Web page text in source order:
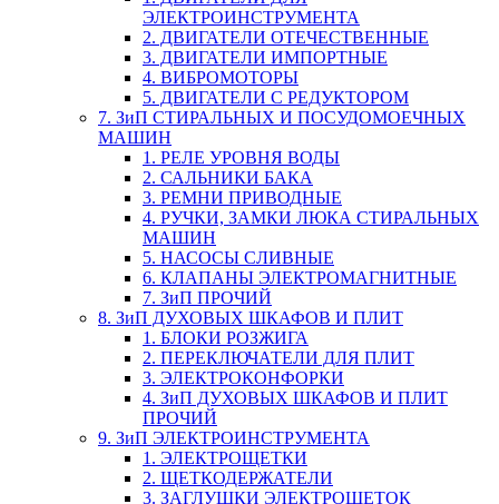
ЭЛЕКТРОИНСТРУМЕНТА
2. ДВИГАТЕЛИ ОТЕЧЕСТВЕННЫЕ
3. ДВИГАТЕЛИ ИМПОРТНЫЕ
4. ВИБРОМОТОРЫ
5. ДВИГАТЕЛИ С РЕДУКТОРОМ
7. ЗиП СТИРАЛЬНЫХ И ПОСУДОМОЕЧНЫХ
МАШИН
1. РЕЛЕ УРОВНЯ ВОДЫ
2. САЛЬНИКИ БАКА
3. РЕМНИ ПРИВОДНЫЕ
4. РУЧКИ, ЗАМКИ ЛЮКА СТИРАЛЬНЫХ
МАШИН
5. НАСОСЫ СЛИВНЫЕ
6. КЛАПАНЫ ЭЛЕКТРОМАГНИТНЫЕ
7. ЗиП ПРОЧИЙ
8. ЗиП ДУХОВЫХ ШКАФОВ И ПЛИТ
1. БЛОКИ РОЗЖИГА
2. ПЕРЕКЛЮЧАТЕЛИ ДЛЯ ПЛИТ
3. ЭЛЕКТРОКОНФОРКИ
4. ЗиП ДУХОВЫХ ШКАФОВ И ПЛИТ
ПРОЧИЙ
9. ЗиП ЭЛЕКТРОИНСТРУМЕНТА
1. ЭЛЕКТРОЩЕТКИ
2. ЩЕТКОДЕРЖАТЕЛИ
3. ЗАГЛУШКИ ЭЛЕКТРОЩЕТОК